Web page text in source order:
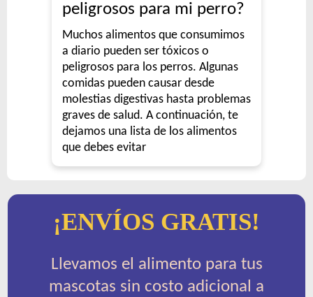
peligrosos para mi perro?
Muchos alimentos que consumimos
a diario pueden ser tóxicos o
peligrosos para los perros. Algunas
comidas pueden causar desde
molestias digestivas hasta problemas
graves de salud. A continuación, te
dejamos una lista de los alimentos
que debes evitar
¡ENVÍOS GRATIS!
Llevamos el alimento para tus
mascotas sin costo adicional a